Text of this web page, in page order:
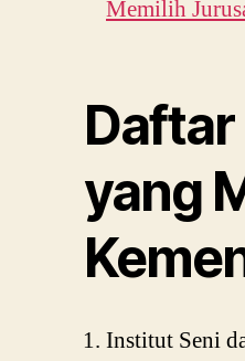
Memilih
yang
Institut Seni